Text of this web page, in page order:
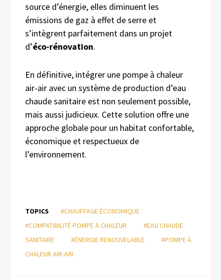
source d’énergie, elles diminuent les
émissions de gaz à effet de serre et
s’intègrent parfaitement dans un projet
d’éco-rénovation.
En définitive, intégrer une pompe à chaleur
air-air avec un système de production d’eau
chaude sanitaire est non seulement possible,
mais aussi judicieux. Cette solution offre une
approche globale pour un habitat confortable,
économique et respectueux de
l’environnement.
TOPICS
#CHAUFFAGE ÉCONOMIQUE
#COMPATIBILITÉ POMPE À CHALEUR
#EAU CHAUDE
SANITAIRE
#ÉNERGIE RENOUVELABLE
#POMPE À
CHALEUR AIR-AIR